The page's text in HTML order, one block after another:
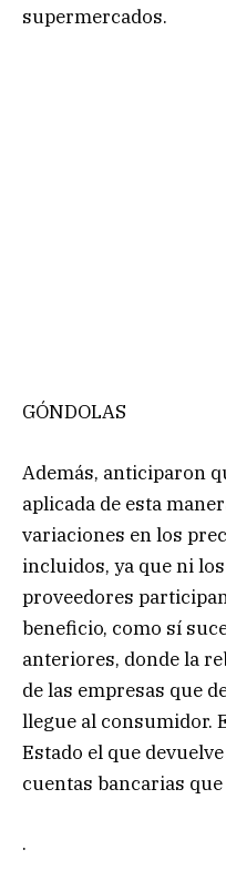
supermercados.
GÓNDOLAS
Además, anticiparon
aplicada de esta
variaciones en los
incluidos, ya que ni
proveedores
beneficio, como sí
anteriores, donde la
de las empresas que
llegue al consumidor.
Estado el que
cuentas bancarias
.